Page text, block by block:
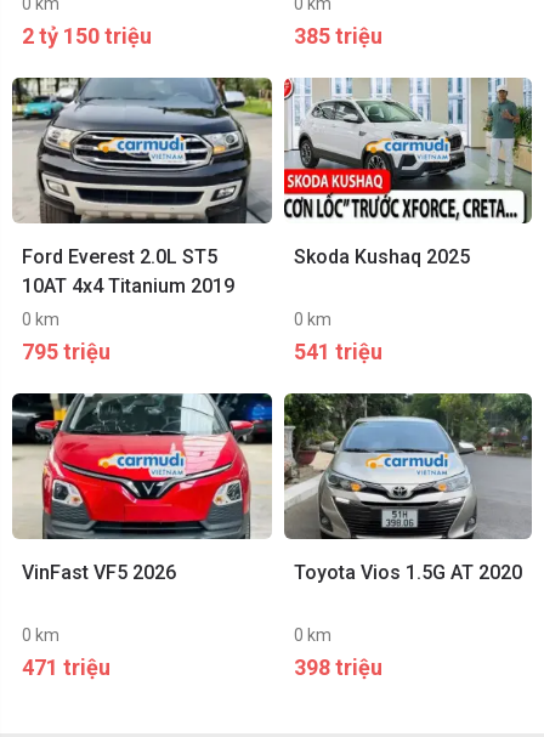
2 tỷ 150 triệu 385 triệu
Ford Everest 2.0L ST5
10AT 4x4 Titanium 2019
0 km
795 triệu
Skoda Kushaq 2025
0 km
541 triệu
VinFast VF5 2026
0 km
471 triệu
Toyota Vios 1.5G AT 2020
0 km
398 triệu